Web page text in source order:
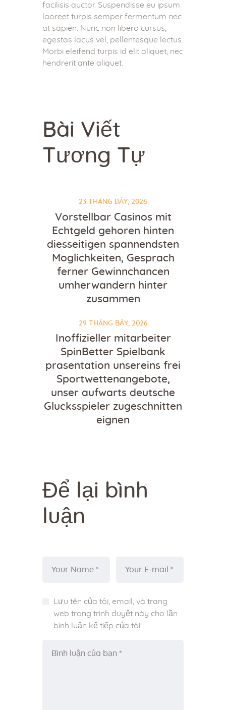
facilisis auctor. Suspendisse eu ipsum
laoreet turpis semper fermentum nec
at sapien. Nunc non libero cursus,
egestas lacus vel, pellentesque lectus.
Morbi eleifend turpis id elit aliquet, nec
hendrerit ante aliquet.
Bài Viết
Tương Tự
23 THÁNG BẢY, 2026
Vorstellbar Casinos mit
Echtgeld gehoren hinten
diesseitigen spannendsten
Moglichkeiten, Gesprach
ferner Gewinnchancen
umherwandern hinter
zusammen
29 THÁNG BẢY, 2026
Inoffizieller mitarbeiter
SpinBetter Spielbank
prasentation unsereins frei
Sportwettenangebote,
unser aufwarts deutsche
Glucksspieler zugeschnitten
eignen
Để lại bình
luận
Lưu tên của tôi, email, và trang
web trong trình duyệt này cho lần
bình luận kế tiếp của tôi.